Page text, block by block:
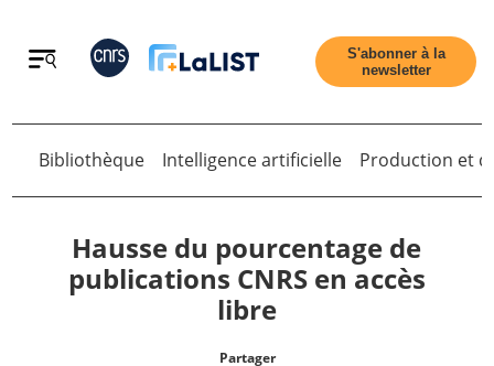
Retour
S'abonner à la
newsletter
Retour
Bibliothèque Intelligence artificielle Production et
Hausse du pourcentage de
publications CNRS en accès
libre
Partager